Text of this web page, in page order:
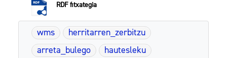
RDF fitxategia
wms
herritarren_zerbitzu
arreta_bulego
hautesleku